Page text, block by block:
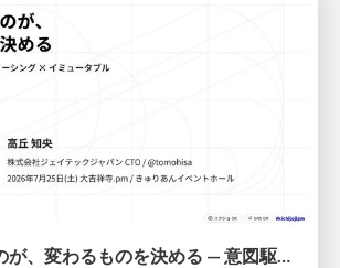
変わらないものが、変わるものを決める — 意図駆動開発 × イベントソーシング × イミュータブル | What Doesn't Change Decides What Can — IDD × Event Sourcing × Immutability